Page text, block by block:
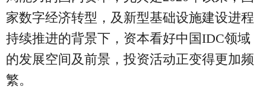
家数字经济转型，及新型基础设施建设进程
持续推进的背景下，资本看好中国IDC领域
的发展空间及前景，投资活动正变得更加频
繁。